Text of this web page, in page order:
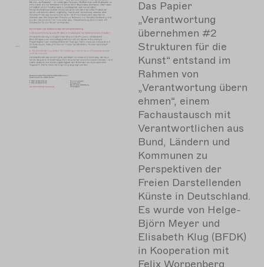
Das Papier
„Verantwortung
übernehmen #2
Strukturen für die
Kunst“ entstand im
Rahmen von
„Verantwortung übern
ehmen“, einem
Fachaustausch mit
Verantwortlichen aus
Bund, Ländern und
Kommunen zu
Perspektiven der
Freien Darstellenden
Künste in Deutschland.
Es wurde von Helge-
Björn Meyer und
Elisabeth Klug (BFDK)
in Kooperation mit
Felix Worpenberg